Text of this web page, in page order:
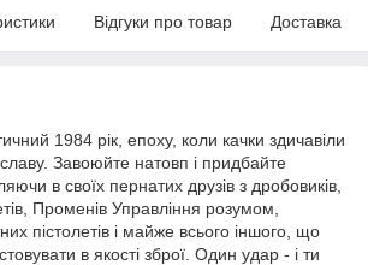
Відгуки про товар Доставка
1984 рік, епоху, коли качки здичавіли
славу. Завоюйте натовп і придбайте
в своїх пернатих друзів з дробовиків,
Променів Управління розумом,
пістолетів і майже всього іншого, що
в якості зброї. Один удар - і ти